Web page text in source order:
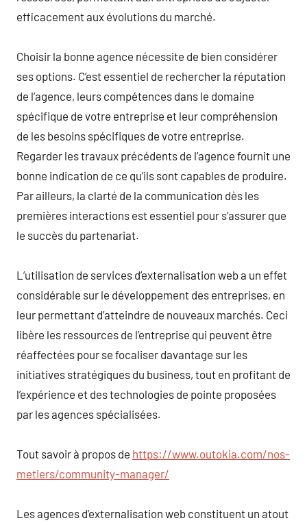
efficacement aux évolutions du marché.
Choisir la bonne agence nécessite de bien considérer
ses options. C’est essentiel de rechercher la réputation
de l’agence, leurs compétences dans le domaine
spécifique de votre entreprise et leur compréhension
de les besoins spécifiques de votre entreprise.
Regarder les travaux précédents de l’agence fournit une
bonne indication de ce qu’ils sont capables de produire.
Par ailleurs, la clarté de la communication dès les
premières interactions est essentiel pour s’assurer que
le succès du partenariat.
L’utilisation de services d’externalisation web a un effet
considérable sur le développement des entreprises, en
leur permettant d’atteindre de nouveaux marchés. Ceci
libère les ressources de l’entreprise qui peuvent être
réaffectées pour se focaliser davantage sur les
initiatives stratégiques du business, tout en profitant de
l’expérience et des technologies de pointe proposées
par les agences spécialisées.
Tout savoir à propos de https://www.outokia.com/nos-
metiers/community-manager/
Les agences d’externalisation web constituent un atout